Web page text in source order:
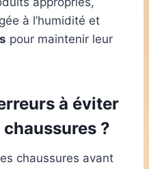
à l’humidité et
pour maintenir leur
à éviter
chaussures ?
chaussures avant